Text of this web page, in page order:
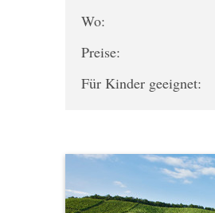
Wo:
Preise:
Für Kinder geeignet: